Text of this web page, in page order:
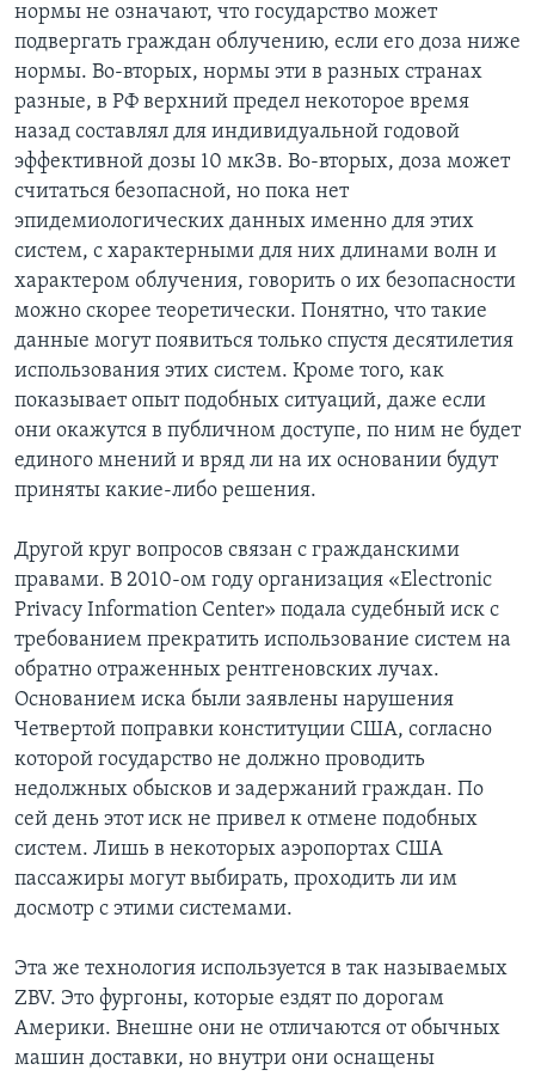
нормы не означают, что государство может
подвергать граждан облучению, если его доза ниже
нормы. Во-вторых, нормы эти в разных странах
разные, в РФ верхний предел некоторое время
назад составлял для индивидуальной годовой
эффективной дозы 10 мкЗв. Во-вторых, доза может
считаться безопасной, но пока нет
эпидемиологических данных именно для этих
систем, с характерными для них длинами волн и
характером облучения, говорить о их безопасности
можно скорее теоретически. Понятно, что такие
данные могут появиться только спустя десятилетия
использования этих систем. Кроме того, как
показывает опыт подобных ситуаций, даже если
они окажутся в публичном доступе, по ним не будет
единого мнений и вряд ли на их основании будут
приняты какие-либо решения.
Другой круг вопросов связан с гражданскими
правами. В 2010-ом году организация «Electronic
Privacy Information Center» подала судебный иск с
требованием прекратить использование систем на
обратно отраженных рентгеновских лучах.
Основанием иска были заявлены нарушения
Четвертой поправки конституции США, согласно
которой государство не должно проводить
недолжных обысков и задержаний граждан. По
сей день этот иск не привел к отмене подобных
систем. Лишь в некоторых аэропортах США
пассажиры могут выбирать, проходить ли им
досмотр с этими системами.
Эта же технология используется в так называемых
ZBV. Это фургоны, которые ездят по дорогам
Америки. Внешне они не отличаются от обычных
машин доставки, но внутри они оснащены